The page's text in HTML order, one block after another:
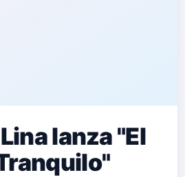
lanza "El